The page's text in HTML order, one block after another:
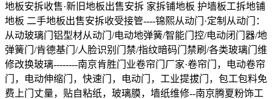
地板安拆收售·新旧地板出售安拆 家拆铺地板 护墙板工拆地铺
地板 二手地板出售安拆收受接管----锦熙从动门·定制从动门：
从动玻璃门铝型材从动门/电动地弹簧/智能门控/电动闭门器/地
弹簧门/肯德基门/人脸识别门禁/指纹暗码门禁刷/各类玻璃门维
修改换玻璃--------南京肯胜门业卷帘门厂家·卷帘门，电动卷帘
门，电动伸缩门，快速门，电动门，工业提拔门，包工包料免
费上门丈量，贴自粘纸，玻璃膜，墙纸维修--南京腾夏粉饰工